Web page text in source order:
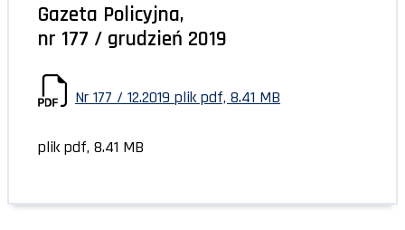
Gazeta Policyjna,
nr 177 / grudzień 2019
Nr 177 / 12.2019 plik pdf, 8.41 MB
plik pdf, 8.41 MB